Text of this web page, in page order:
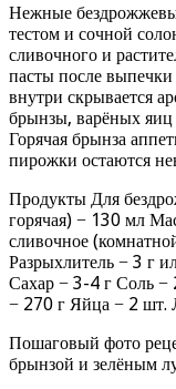
Нежные
тестом и сочной
сливочного и
пасты после
внутри скрывается
брынзы, варёных яиц
Горячая брынза
пирожки остаются
Продукты Для
горячая) − 130 мл
сливочное
Разрыхлитель − 3 г
Сахар − 3-4 г Соль −
− 270 г Яйца − 2 шт.
Пошаговый фото
брынзой и зелёным